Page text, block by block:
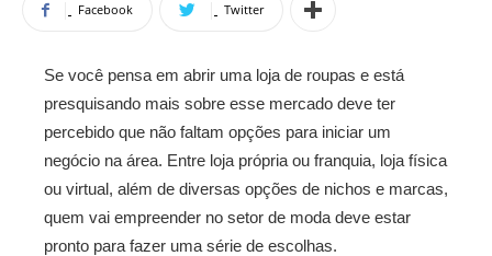
Facebook Twitter
Se você pensa em abrir uma loja de roupas e está
presquisando mais sobre esse mercado deve ter
percebido que não faltam opções para iniciar um
negócio na área. Entre loja própria ou franquia, loja física
ou virtual, além de diversas opções de nichos e marcas,
quem vai empreender no setor de moda deve estar
pronto para fazer uma série de escolhas.